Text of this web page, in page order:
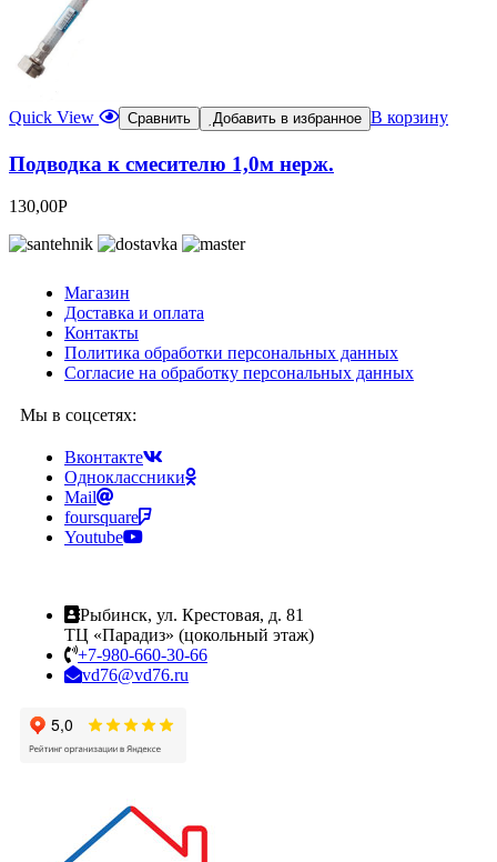
Quick View Сравнить Добавить в избранное В корзину
Подводка к смесителю 1,0м нерж.
130,00Р
Магазин
Доставка и оплата
Контакты
Политика обработки персональных данных
Согласие на обработку персональных данных
Мы в соцсетях:
Вконтакте
Одноклассники
Mail
foursquare
Youtube
Рыбинск, ул. Крестовая, д. 81
ТЦ «Парадиз» (цокольный этаж)
+7-980-660-30-66
vd76@vd76.ru